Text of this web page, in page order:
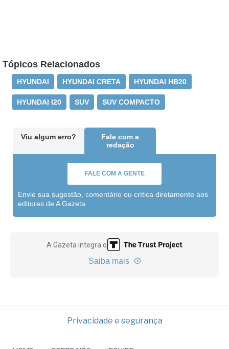
Tópicos Relacionados
HYUNDAI HYUNDAI CRETA HYUNDAI HB20
HYUNDAI I20 SUV SUV COMPACTO
Viu algum erro?
Fale com a
redação
FALE COM A GENTE
Envie sua sugestão, comentário ou crítica diretamente aos
editores de A Gazeta
A Gazeta integra o
Saiba mais
Privacidade e segurança